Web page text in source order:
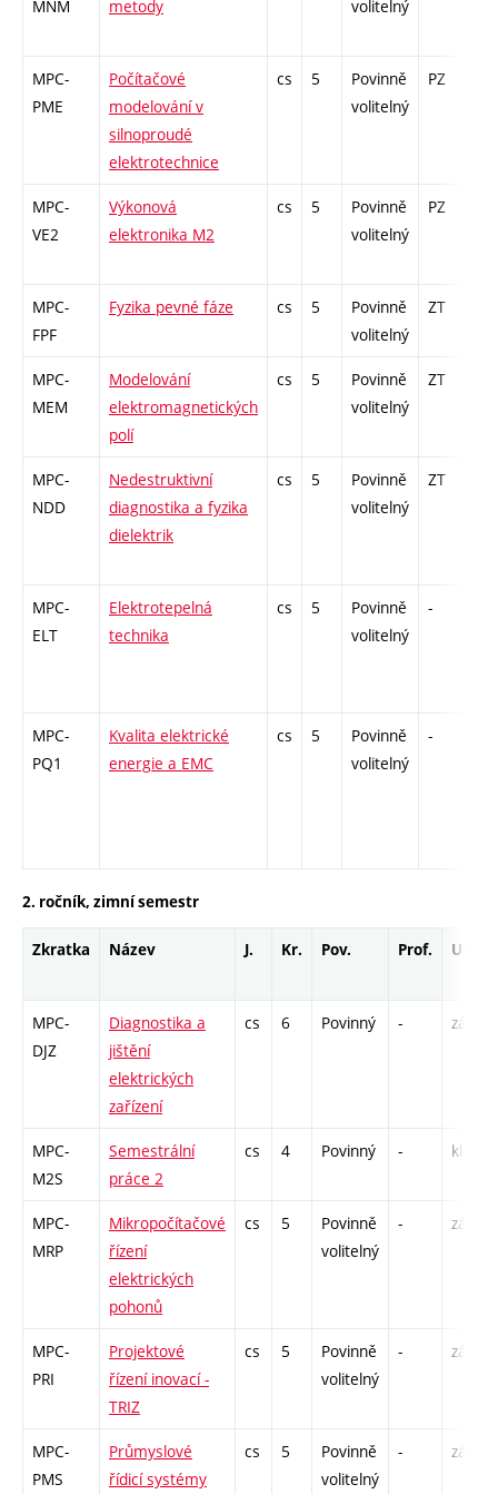
MNM metody volitelný
MPC-
PME
Počítačové
modelování v
silnoproudé
elektrotechnice
cs 5
Povinně
volitelný
PZ
MPC-
VE2
Výkonová
elektronika M2
cs 5
Povinně
volitelný
PZ
MPC-
FPF
Fyzika pevné fáze cs 5
Povinně
volitelný
ZT
MPC-
MEM
Modelování
elektromagnetických
polí
cs 5
Povinně
volitelný
ZT
MPC-
NDD
Nedestruktivní
diagnostika a fyzika
dielektrik
cs 5
Povinně
volitelný
ZT
MPC-
ELT
Elektrotepelná
technika
cs 5
Povinně
volitelný
-
MPC-
PQ1
Kvalita elektrické
energie a EMC
cs 5
Povinně
volitelný
-
2. ročník, zimní semestr
Zkratka Název J. Kr. Pov. Prof. Uk.
MPC-
DJZ
Diagnostika a
jištění
elektrických
zařízení
cs 6 Povinný - zá,zk
MPC-
M2S
Semestrální
práce 2
cs 4 Povinný - kl
MPC-
MRP
Mikropočítačové
řízení
elektrických
pohonů
cs 5
Povinně
volitelný
- zá,zk
MPC-
PRI
Projektové
řízení inovací -
TRIZ
cs 5
Povinně
volitelný
- zá,zk
MPC-
PMS
Průmyslové
řídicí systémy
cs 5
Povinně
volitelný
- zá,zk